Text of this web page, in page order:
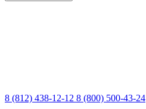
8 (812) 438-12-12 8 (800) 500-43-24